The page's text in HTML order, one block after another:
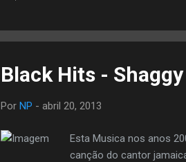
chamado À
álbum solo,
Black Hits -
Por NP - abril 20, 2013
Esta Musica nos anos
canção do cantor